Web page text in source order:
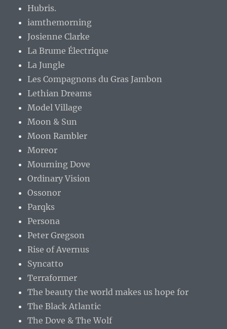
Hubris.
iamthemorning
Josienne Clarke
La Brume Électrique
La Jungle
Les Compagnons du Gras Jambon
Lethian Dreams
Model Village
Moon & Sun
Moon Rambler
Moreor
Mourning Dove
Ordinary Vision
Ossonor
Parqks
Persona
Peter Gregson
Rise of Avernus
Syncatto
Terraformer
The beauty the world makes us hope for
The Black Atlantic
The Dove & The Wolf